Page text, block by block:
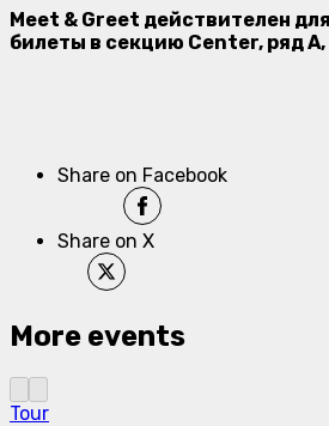
Meet & Greet действителен
билеты в секцию Center, ряд A,
Share on Facebook
Share on X
More events
Tour